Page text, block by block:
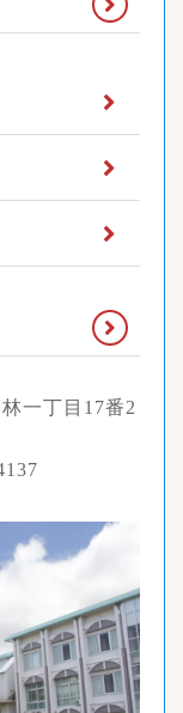
一丁目17番2